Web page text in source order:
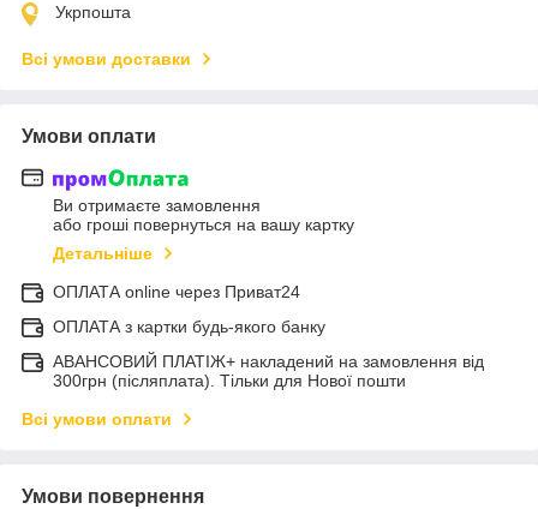
Укрпошта
Всі умови доставки
Умови оплати
Ви отримаєте замовлення
або гроші повернуться на вашу картку
Детальніше
ОПЛАТА online через Приват24
ОПЛАТА з картки будь-якого банку
АВАНСОВИЙ ПЛАТІЖ+ накладений на замовлення від
300грн (післяплата). Тільки для Нової пошти
Всі умови оплати
Умови повернення